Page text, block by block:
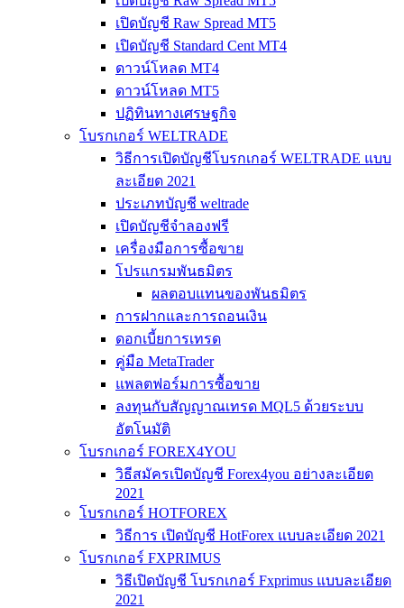
เปิดบัญชี Raw Spread MT5
เปิดบัญชี Standard Cent MT4
ดาวน์โหลด MT4
ดาวน์โหลด MT5
ปฏิทินทางเศรษฐกิจ
โบรกเกอร์ WELTRADE
วิธีการเปิดบัญชีโบรกเกอร์ WELTRADE แบบ
ละเอียด 2021
ประเภทบัญชี weltrade
เปิดบัญชีจำลองฟรี
เครื่องมือการซื้อขาย
โปรแกรมพันธมิตร
ผลตอบแทนของพันธมิตร
การฝากและการถอนเงิน
ดอกเบี้ยการเทรด
คู่มือ MetaTrader
แพลตฟอร์มการซื้อขาย
ลงทุนกับสัญญาณเทรด MQL5 ด้วยระบบ
อัตโนมัติ
โบรกเกอร์ FOREX4YOU
วิธีสมัครเปิดบัญชี Forex4you อย่างละเอียด
2021
โบรกเกอร์ HOTFOREX
วิธีการ เปิดบัญชี HotForex แบบละเอียด 2021
โบรกเกอร์ FXPRIMUS
วิธีเปิดบัญชี โบรกเกอร์ Fxprimus แบบละเอียด
2021